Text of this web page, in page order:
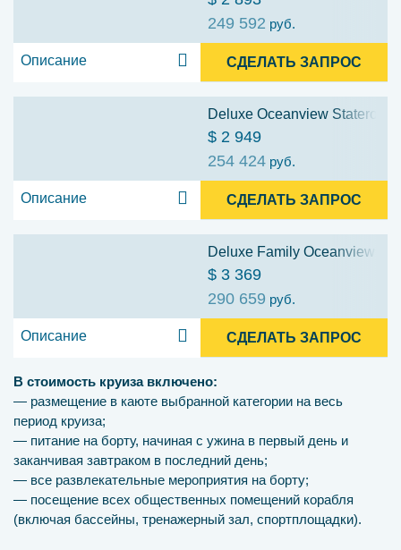
249 592 руб.
Описание СДЕЛАТЬ ЗАПРОС
Deluxe Oceanview
$ 2 949
254 424 руб.
Описание СДЕЛАТЬ ЗАПРОС
Deluxe Family Oceanview
$ 3 369
290 659 руб.
Описание СДЕЛАТЬ ЗАПРОС
В стоимость круиза включено:
— размещение в каюте выбранной категории на весь
период круиза;
— питание на борту, начиная с ужина в первый день и
заканчивая завтраком в последний день;
— все развлекательные мероприятия на борту;
— посещение всех общественных помещений корабля
(включая бассейны, тренажерный зал, спортплощадки).